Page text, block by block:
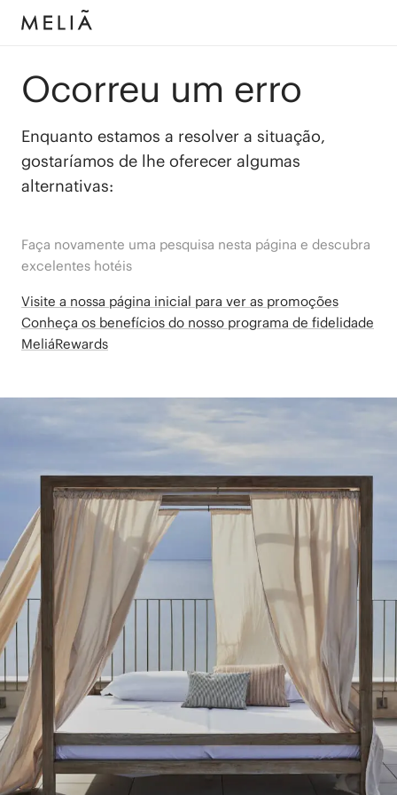
Ocorreu um erro
Enquanto estamos a resolver a situação,
gostaríamos de lhe oferecer algumas
alternativas:
Faça novamente uma pesquisa nesta página e descubra
excelentes hotéis
Visite a nossa página inicial para ver as promoções
Conheça os benefícios do nosso programa de fidelidade
MeliáRewards